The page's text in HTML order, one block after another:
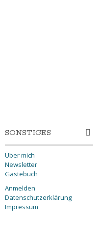
SONSTIGES
Über mich
Newsletter
Gästebuch
Anmelden
Datenschutzerklärung
Impressum